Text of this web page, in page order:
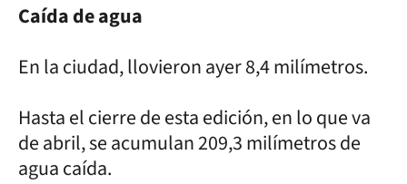
Caída de agua
En la ciudad, llovieron ayer 8,4 milímetros.
Hasta el cierre de esta edición, en lo que va
de abril, se acumulan 209,3 milímetros de
agua caída.